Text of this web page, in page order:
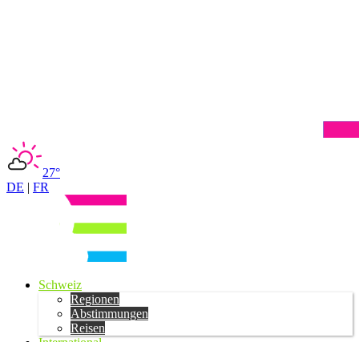
27°
DE | FR
Schweiz
Regionen
Abstimmungen
Reisen